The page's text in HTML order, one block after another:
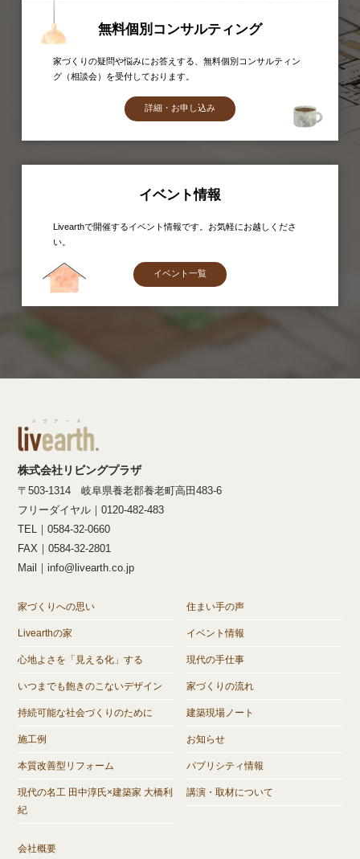
無料個別コンサルティング
家づくりの疑問や悩みにお答えする、無料個別コンサルティン
グ（相談会）を受付しております。
詳細・お申し込み
イベント情報
Livearthで開催するイベント情報です。お気軽にお越しくださ
い。
イベント一覧
株式会社リビングプラザ
〒503-1314 岐阜県養老郡養老町高田483-6
フリーダイヤル｜0120-482-483
TEL｜0584-32-0660
FAX｜0584-32-2801
Mail｜info@livearth.co.jp
家づくりへの思い
Livearthの家
心地よさを「見える化」する
いつまでも飽きのこないデザイン
持続可能な社会づくりのために
施工例
本質改善型リフォーム
現代の名工 田中淳氏×建築家 大橋利
紀
住まい手の声
イベント情報
現代の手仕事
家づくりの流れ
建築現場ノート
お知らせ
パブリシティ情報
講演・取材について
会社概要